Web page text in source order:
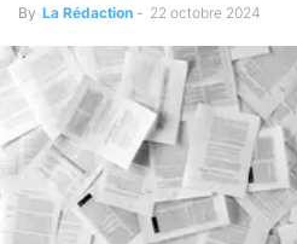
By La Rédaction - 22 octobre 2024